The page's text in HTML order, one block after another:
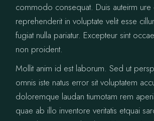
commodo consequat. Duis auteirm
reprehenderit in voluptate velit esse
fugiat nulla pariatur. Excepteur sint
non proident.
Mollit anim id est laborum. Sed ut
omnis iste natus error sit voluptatem
doloremque laudan tiumotam rem
quae ab illo inventore veritatis etquai